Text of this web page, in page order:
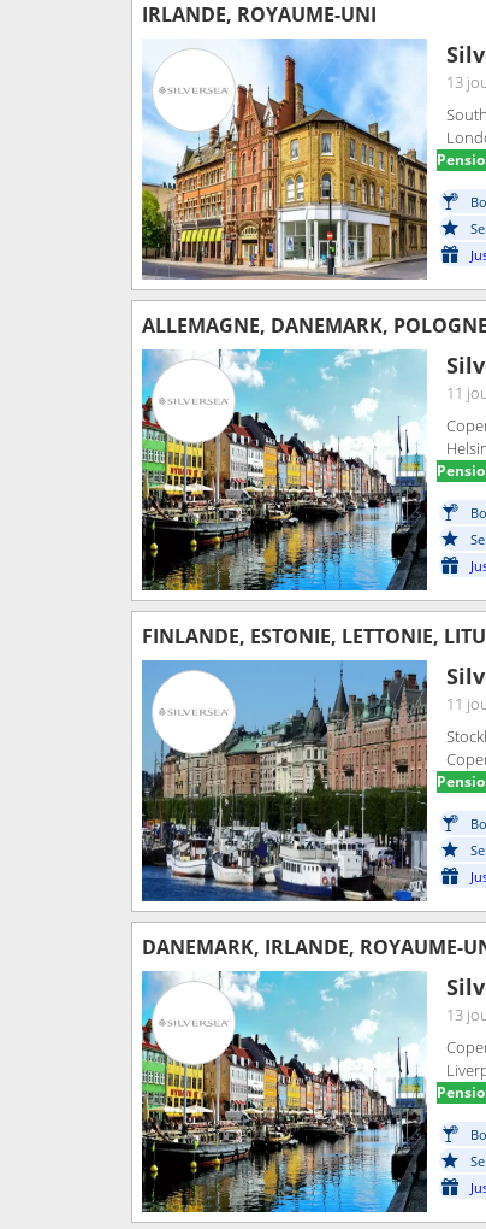
IRLANDE, ROYAUME-UNI
13
ALLEMAGNE, DANEMARK,
11
FINLANDE, ESTONIE, LETTONIE,
11
DANEMARK, IRLANDE, ROYAUME-
13